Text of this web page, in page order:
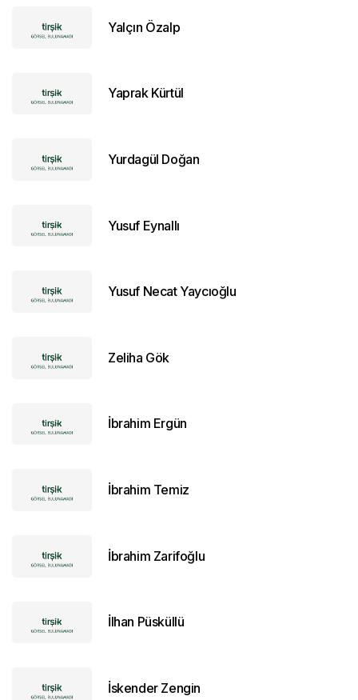
Yalçın Özalp
Yaprak Kürtül
Yurdagül Doğan
Yusuf Eynallı
Yusuf Necat Yaycıoğlu
Zeliha Gök
İbrahim Ergün
İbrahim Temiz
İbrahim Zarifoğlu
İlhan Püsküllü
İskender Zengin